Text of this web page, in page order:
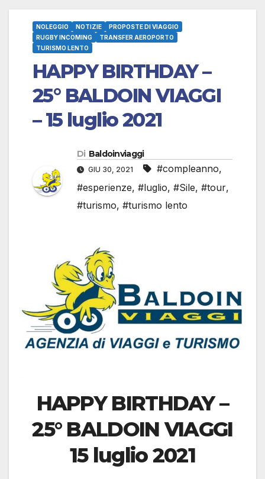
NOLEGGIO NOTIZIE
PROPOSTE DI VIAGGIO
RUGBY INCOMING
TRANSFER AEROPORTO
TURISMO LENTO
HAPPY BIRTHDAY –
25° BALDOIN VIAGGI
– 15 luglio 2021
Di Baldoinviaggi
GIU 30, 2021 #compleanno,
#esperienze, #luglio, #Sile, #tour,
#turismo, #turismo lento
HAPPY BIRTHDAY –
25° BALDOIN VIAGGI
15 luglio 2021